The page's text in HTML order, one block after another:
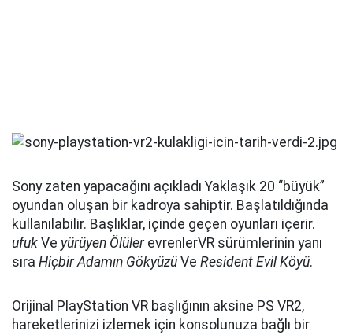
Sony zaten yapacağını açıkladı Yaklaşık 20 “büyük”
oyundan oluşan bir kadroya sahiptir. Başlatıldığında
kullanılabilir. Başlıklar, içinde geçen oyunları içerir.
ufuk Ve yürüyen ÖlülerevrenlerVR sürümlerinin yanı
sıra Hiçbir Adamın Gökyüzü Ve Resident Evil Köyü.
Orijinal PlayStation VR başlığının aksine PS VR2,
hareketlerinizi izlemek için konsolunuza bağlı bir